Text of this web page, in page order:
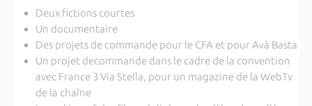
Deux fictions courtes
Un documentaire
Des projets de commande pour le CFA et pour Avà Basta
Un projet decommande dans le cadre de la convention
avec France 3 Via Stella, pour un magazine de la WebTv
de la chaîne